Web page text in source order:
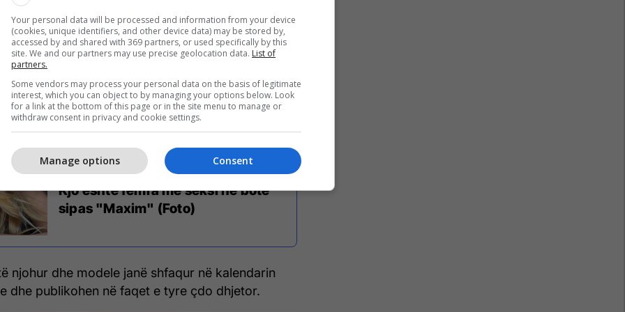
ngadalë trupin e saj, modelja irlandeze lëviz
në sfond dëgjohet kënga “I Wanna Be Your
Kjo është femra më seksi në botë
sipas "Maxim" (Foto)
njohur dhe modele janë shfaqur në kalendarin
dhe publikohen në faqet e tyre çdo dhjetor.
Your personal data will be processed and information from your device
(cookies, unique identifiers, and other device data) may be stored by,
accessed by and shared with 369 partners, or used specifically by this
site. We and our partners may use precise geolocation data. List of
partners.
Some vendors may process your personal data on the basis of legitimate
interest, which you can object to by managing your options below. Look
for a link at the bottom of this page or in the site menu to manage or
withdraw consent in privacy and cookie settings.
Consent
Manage options